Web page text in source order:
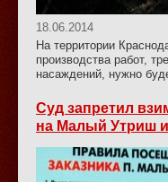
18.06.2014
На территории
производства работ,
насаждений, нужно
Суд запретил
на Малый Утриш